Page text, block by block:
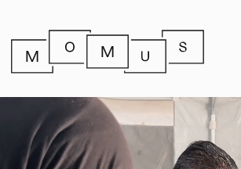
Dossiers
Publicaties